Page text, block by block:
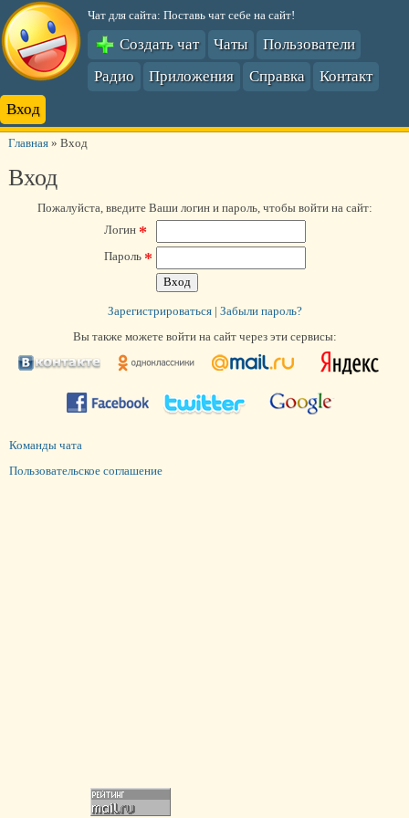
Чат для сайта: Поставь чат себе на сайт!
Создать чат Чаты
Пользователи
Радио
Приложения Справка
Контакт
Вход
Главная» Вход
Вход
Пожалуйста, введите Ваши логин и пароль, чтобы войти на сайт:
Логин *
Пароль *
Зарегистрироваться| Забыли пароль?
Вы также можете войти на сайт через эти сервисы:
Команды чата
Пользовательское соглашение